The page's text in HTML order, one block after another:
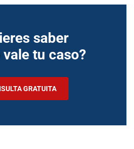
saber
tu caso?
GRATUITA